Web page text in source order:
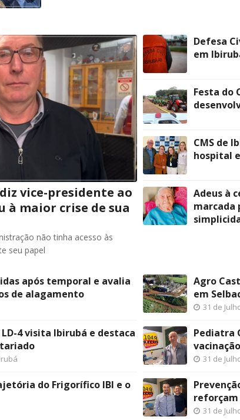
vice-presidente ao
à maior crise de sua
não tinha acesso às
seu papel
Defesa
em
Festa do
CMS de
hospital
Adeus à
marcada
após temporal e avalia
de alagamento
4 visita Ibirubá e destaca
do Frigorífico IBI e o
Agro
em
31 de
Pediatra
31 de
reforçam
31 de